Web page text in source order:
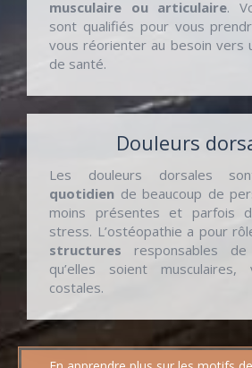
musculaire ou articulaire.
sont qualifiés pour vous
vous réorienter au besoin vers
de santé.
Douleurs
Les douleurs dorsales
quotidien de beaucoup de
moins présentes et parfois
stress. L’ostéopathie a pour
structures responsables
qu’elles soient musculaires,
costales.